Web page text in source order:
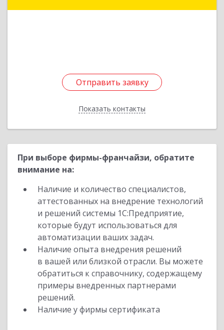
Отправить заявку
Показать контакты
Отправить заявку
Назад
При выборе фирмы-франчайзи, обратите
внимание на:
Наличие и количество специалистов,
аттестованных на внедрение технологий
и решений системы 1С:Предприятие,
которые будут использоваться для
автоматизации ваших задач.
Наличие опыта внедрения решений
в вашей или близкой отрасли. Вы можете
обратиться к справочнику, содержащему
примеры внедренных партнерами
решений.
Наличие у фирмы сертификата